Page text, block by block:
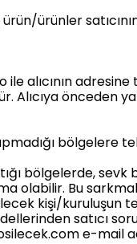
ürünler
ile alıcının
önceden
bölgelere
bölgelerde, sevk
Bu
kişi/kuruluşun
satıcı
e-mail